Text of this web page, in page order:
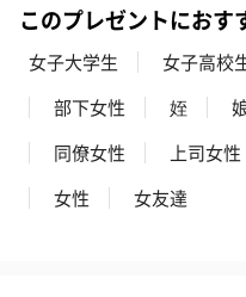
かき氷入浴剤4点セット
（ブルー）（748円）
か
このプレゼントにおす
女子大学生 女子高校
部下女性
姪
同僚女性
上司女性
女性
女友達